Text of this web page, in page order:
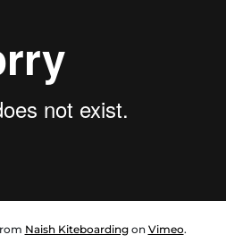
Naish Kiteboardingon Vimeo.